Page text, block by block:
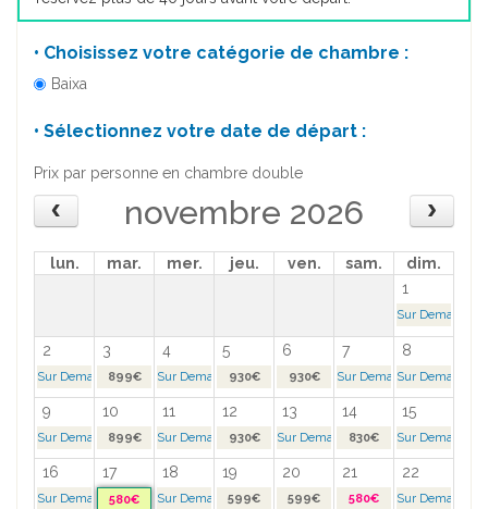
• Choisissez votre catégorie de chambre :
Baixa
• Sélectionnez votre date de départ :
Prix par personne en chambre double
novembre 2026
lun. mar. mer. jeu. ven. sam.
dim.
1
Sur Demande >
2 3 4 5 6 7 8
Sur Demande >899€ Sur Demande >930€ 930€ Sur Demande >Sur Demande >
9 10 11 12 13 14 15
Sur Demande >899€ Sur Demande >930€ Sur Demande >830€ Sur Demande >
16 17 18 19 20 21 22
Sur Demande >580€ Sur Demande >599€ 599€ 580€ Sur Demande >